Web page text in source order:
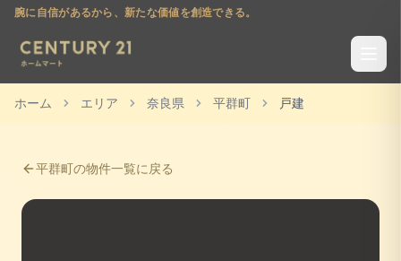
腕に自信があるから、新たな価値を創造できる。
ホーム エリア 奈良県 平群町 戸建
平群町の物件一覧に戻る